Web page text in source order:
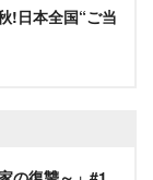
!日本全国“ご当